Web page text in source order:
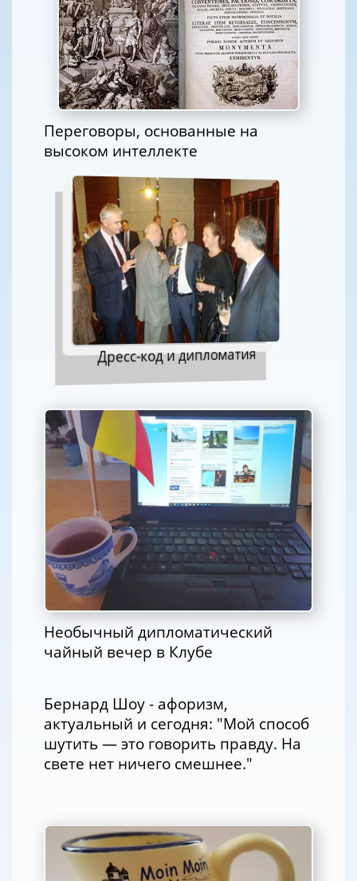
Переговоры, основанные на
высоком интеллекте
Дресс-код и дипломатия
Необычный дипломатический
чайный вечер в Клубе
Бернард Шоу - афоризм,
актуальный и сегодня: "Мой способ
шутить — это говорить правду. На
свете нет ничего смешнее."